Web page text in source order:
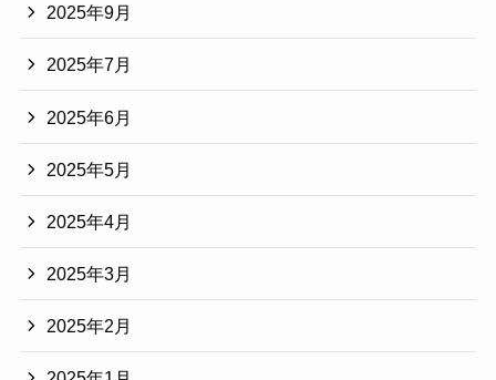
2025年9月
2025年7月
2025年6月
2025年5月
2025年4月
2025年3月
2025年2月